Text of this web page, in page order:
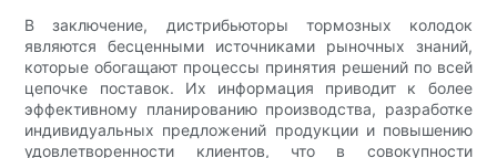
В заключение, дистрибьюторы тормозных колодок
являются бесценными источниками рыночных знаний,
которые обогащают процессы принятия решений по всей
цепочке поставок. Их информация приводит к более
эффективному планированию производства, разработке
индивидуальных предложений продукции и повышению
удовлетворенности клиентов, что в совокупности